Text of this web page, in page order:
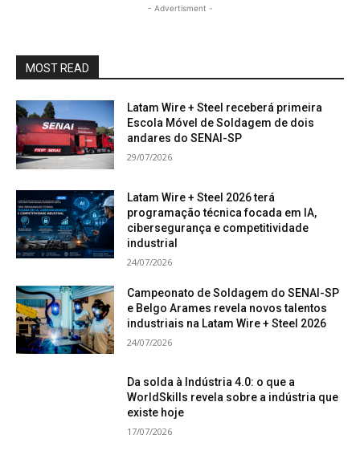
- Advertisment -
MOST READ
Latam Wire + Steel receberá primeira
Escola Móvel de Soldagem de dois
andares do SENAI-SP
29/07/2026
Latam Wire + Steel 2026 terá
programação técnica focada em IA,
cibersegurança e competitividade
industrial
24/07/2026
Campeonato de Soldagem do SENAI-SP
e Belgo Arames revela novos talentos
industriais na Latam Wire + Steel 2026
24/07/2026
Da solda à Indústria 4.0: o que a
WorldSkills revela sobre a indústria que
existe hoje
17/07/2026